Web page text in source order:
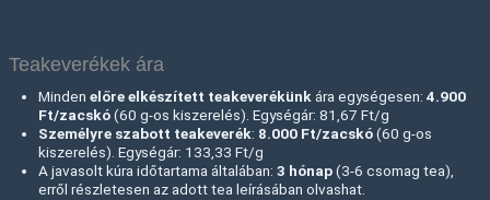
Teakeverékek ára
Mindenelőre elkészített teakeverékünk ára egységesen:4.900
Ft/zacskó(60 g-os kiszerelés). Egységár: 81,67 Ft/g
Személyre szabott teakeverék: 8.000 Ft/zacskó(60 g-os
kiszerelés). Egységár: 133,33 Ft/g
A javasolt kúra időtartama általában: 3 hónap(3-6 csomag tea),
erről részletesen az adott tea leírásában olvashat.